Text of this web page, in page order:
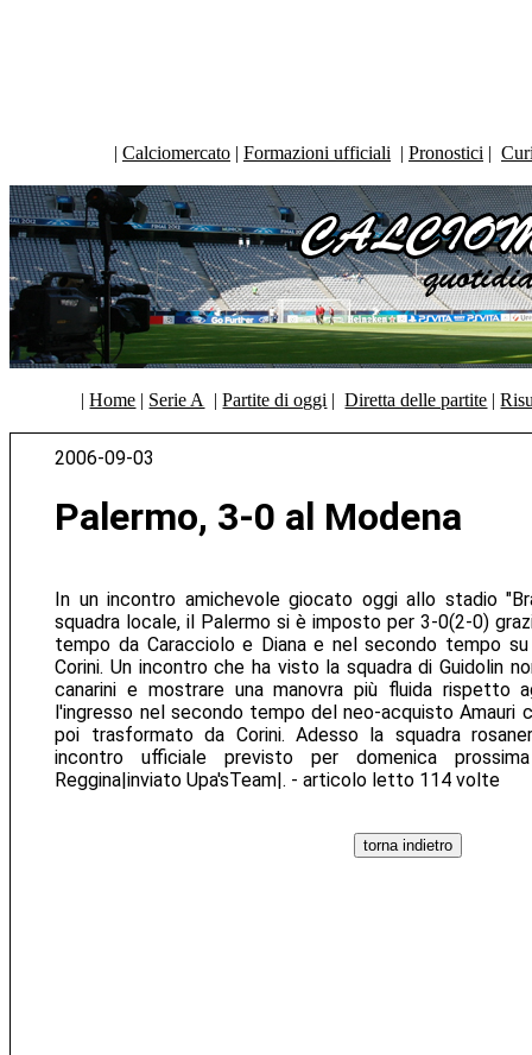
| Calciomercato | Formazioni ufficiali | Pronostici |
|Home | Serie A |Partite di oggi |Diretta delle partite |
2006-09-03
Palermo, 3-0 al Modena
In un incontro amichevole giocato oggi allo stadio
squadra locale, il Palermo si è imposto per 3-0(2-0)
tempo da Caracciolo e Diana e nel secondo tempo
Corini. Un incontro che ha visto la squadra di Guidolin
canarini e mostrare una manovra più fluida rispetto
l'ingresso nel secondo tempo del neo-acquisto Amauri
poi trasformato da Corini. Adesso la squadra
incontro ufficiale previsto per domenica
Reggina|inviato Upa'sTeam|. - articolo letto 114 volte